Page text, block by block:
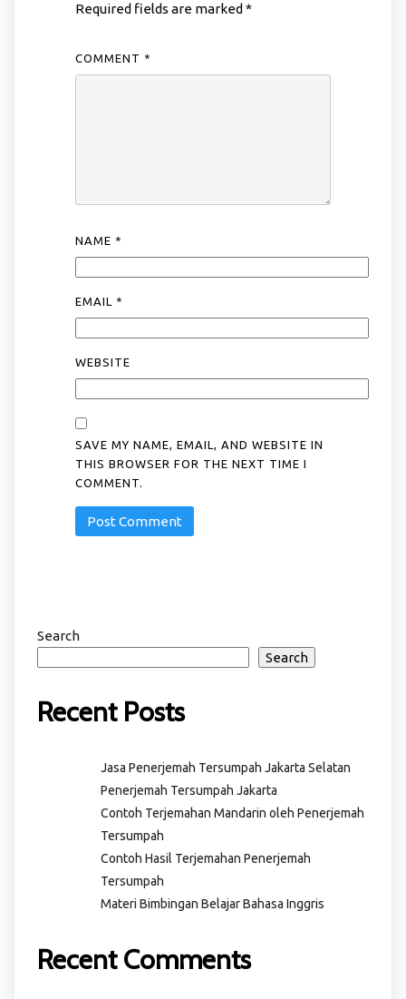
Required fields are marked *
COMMENT *
NAME *
EMAIL *
WEBSITE
SAVE MY NAME, EMAIL, AND WEBSITE IN
THIS BROWSER FOR THE NEXT TIME I
COMMENT.
Search
Search
Recent Posts
Jasa Penerjemah Tersumpah Jakarta Selatan
Penerjemah Tersumpah Jakarta
Contoh Terjemahan Mandarin oleh Penerjemah
Tersumpah
Contoh Hasil Terjemahan Penerjemah
Tersumpah
Materi Bimbingan Belajar Bahasa Inggris
Recent Comments